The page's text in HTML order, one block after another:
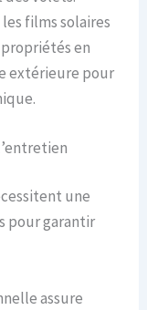
films solaires
en
extérieure pour
une
pour garantir
assure